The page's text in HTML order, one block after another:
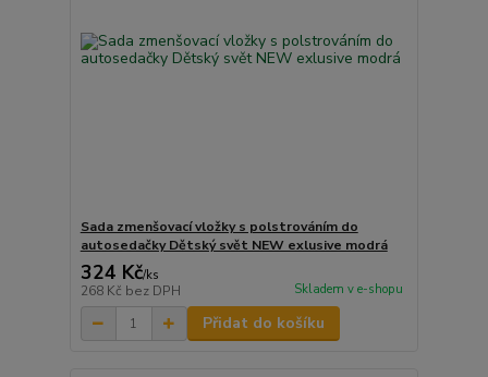
Sada zmenšovací vložky s polstrováním do
autosedačky Dětský svět NEW exlusive modrá
324 Kč/ks
268 Kč bez DPH Skladem v e-shopu
Přidat do košíku